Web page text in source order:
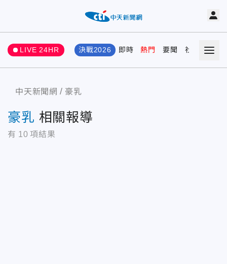
LIVE 24HR 決戰2026 即時 熱門 要聞 社會 娛樂
中天新聞網 豪乳
豪乳 相關報導
有 10 項結果